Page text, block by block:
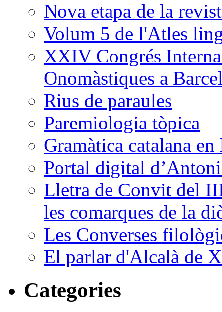
Nova etapa de la
Volum 5 de l'Atles
XXIV Congrés
Onomàstiques a
Rius de paraules
Paremiologia tòpica
Gramàtica catalana
Portal digital
Lletra de Convit del
les comarques de la
Les Converses
El parlar d'Alcalà de
Categories